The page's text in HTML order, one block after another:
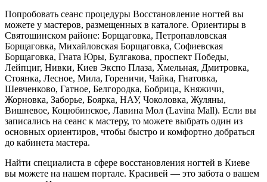
Попробовать сеанс процедуры Восстановление ногтей вы
можете у мастеров, размещенных в каталоге. Ориентиры в
Святошинском районе: Борщаговка, Петропавловская
Борщаговка, Михайловская Борщаговка, Софиевская
Борщаговка, Гната Юры, Булгакова, проспект Победы,
Лейпциг, Нивки, Киев Экспо Плаза, Хмельная, Дмитровка,
Стоянка, Лесное, Мила, Гореничи, Чайка, Гнатовка,
Шевченково, Гатное, Белгородка, Бобрица, Княжичи,
Жорновка, Заборье, Боярка, НАУ, Чоколовка, Жуляны,
Вишневое, Коцюбинское, Лавина Мол (Lavina Mall). Если вы
записались на сеанс к мастеру, то можете выбрать один из
основных ориентиров, чтобы быстро и комфортно добраться
до кабинета мастера.
Найти специалиста в сфере восстановления ногтей в Киеве
вы можете на нашем портале. Красивей — это забота о вашем